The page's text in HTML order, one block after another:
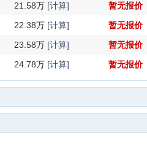
21.58万 [计算]
暂无报价
22.38万 [计算]
暂无报价
23.58万 [计算]
暂无报价
24.78万 [计算] 暂无报价